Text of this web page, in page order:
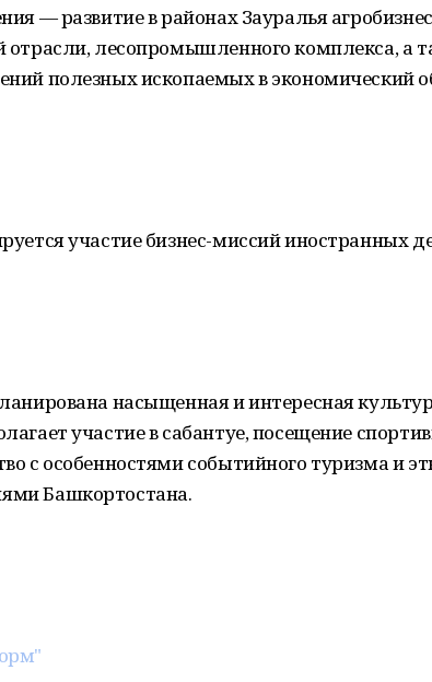
— развитие в районах Зауралья
отрасли, лесопромышленного комплекса, а
полезных ископаемых в экономический
участие бизнес-миссий иностранных
насыщенная и интересная
участие в сабантуе, посещение
с особенностями событийного туризма и
Башкортостана.